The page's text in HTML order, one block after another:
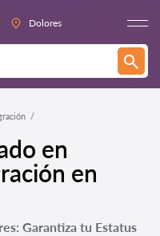
Dolores
en
en
Garantiza tu Estatus